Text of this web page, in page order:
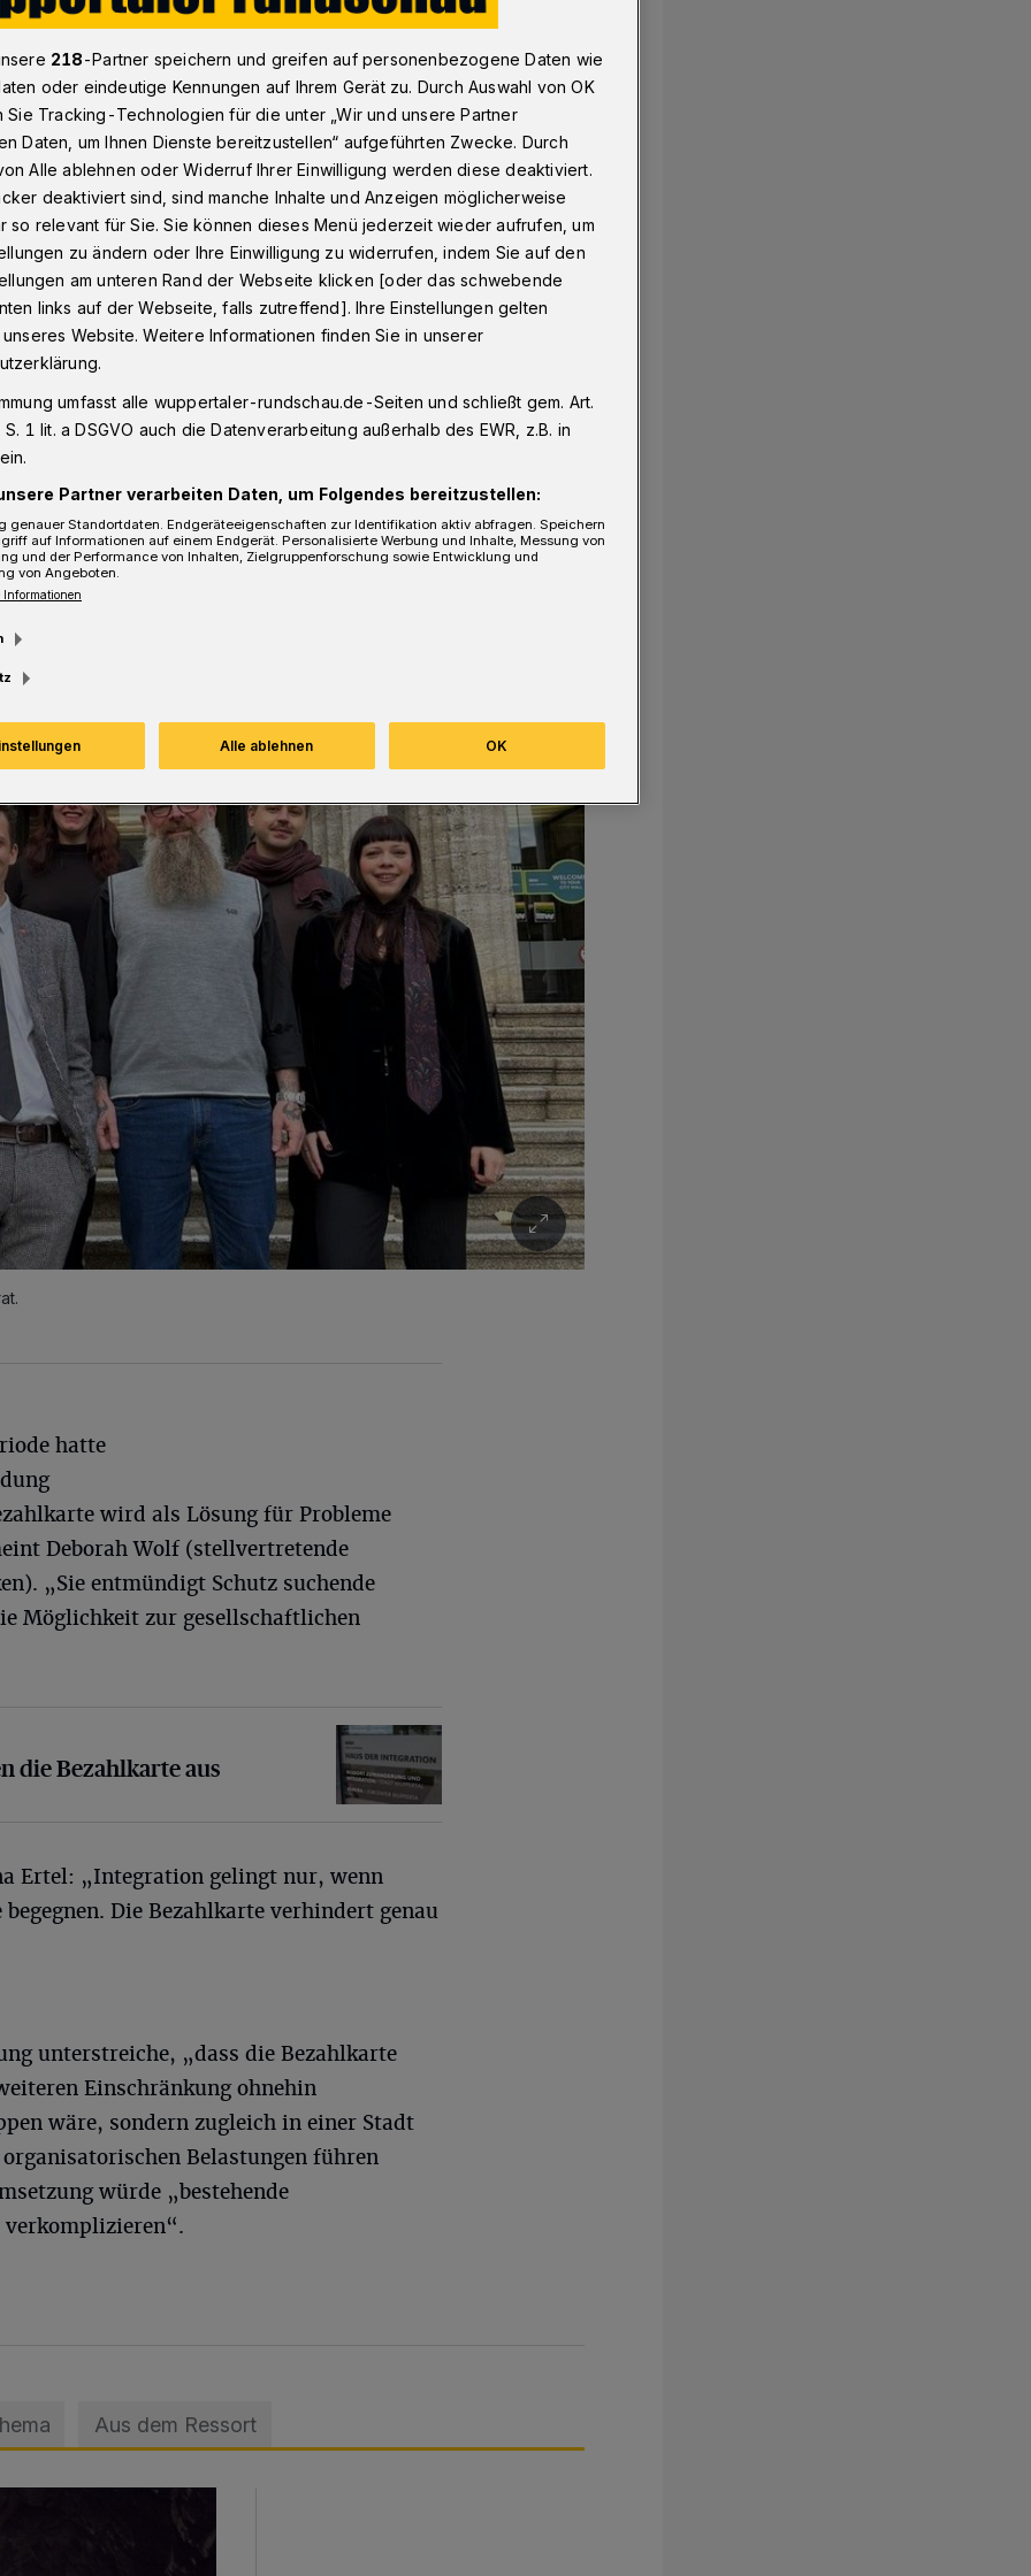
gegen Einführung der Bezahlkarte
der
Geflüchtete
Linke wird am 15. Dezember im
einer Bezahlkarte für Geflüchtete
Verwaltung empfiehlt, wegen des
darauf zu verzichten.
hatte
wird als Lösung für Probleme
Deborah Wolf (stellvertretende
„Sie entmündigt Schutz suchende
Möglichkeit zur gesellschaftlichen
aus
die Bezahlkarte aus
Ertel: „Integration gelingt nur, wenn
Die Bezahlkarte verhindert genau
unterstreiche, „dass die Bezahlkarte
Einschränkung ohnehin
wäre, sondern zugleich in einer Stadt
Belastungen führen
würde „bestehende
Aus dem Ressort
218-Partner speichern und greifen auf personenbezogene Daten wie
oder eindeutige Kennungen auf Ihrem Gerät zu. Durch Auswahl von OK
Sie Tracking-Technologien für die unter „Wir und unsere Partner
Daten, um Ihnen Dienste bereitzustellen“ aufgeführten Zwecke. Durch
Alle ablehnen oder Widerruf Ihrer Einwilligung werden diese deaktiviert.
deaktiviert sind, sind manche Inhalte und Anzeigen möglicherweise
so relevant für Sie. Sie können dieses Menü jederzeit wieder aufrufen, um
zu ändern oder Ihre Einwilligung zu widerrufen, indem Sie auf den
am unteren Rand der Webseite klicken [oder das schwebende
links auf der Webseite, falls zutreffend]. Ihre Einstellungen gelten
Website. Weitere Informationen finden Sie in unserer
umfasst alle wuppertaler-rundschau.de-Seiten und schließt gem. Art.
1 lit. a DSGVO auch die Datenverarbeitung außerhalb des EWR, z.B. in
Partner verarbeiten Daten, um Folgendes bereitzustellen:
genauer Standortdaten. Endgeräteeigenschaften zur Identifikation aktiv abfragen. Speichern
auf Informationen auf einem Endgerät. Personalisierte Werbung und Inhalte, Messung von
und der Performance von Inhalten, Zielgruppenforschung sowie Entwicklung und
von Angeboten.
Alle ablehnen OK